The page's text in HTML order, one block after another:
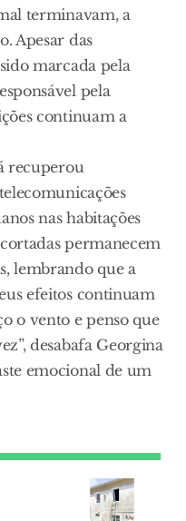
terminavam, a
Apesar das
marcada pela
pela
continuam a
recuperou
nas habitações
permanecem
lembrando que a
efeitos continuam
o vento e penso que
desabafa Georgina
emocional de um